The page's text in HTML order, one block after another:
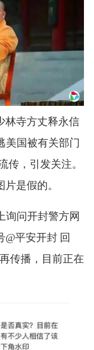
林寺方丈释永信
美国被有关部门
传，引发关注。
是假的。
询问开封警方网
平安开封 回
传播，目前正在